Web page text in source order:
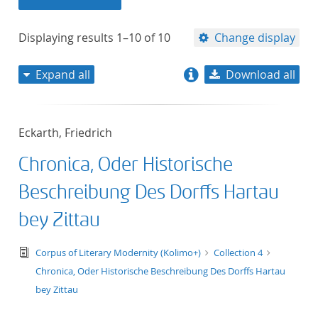
Displaying results 1–10 of10 Change display
title descending
format
Expand all Download all
Eckarth, Friedrich
Chronica, Oder Historische
Beschreibung Des Dorffs Hartau
bey Zittau
text/tg.edition+tg.aggregation+xml
Corpus of Literary Modernity (Kolimo+)
Collection 4
Chronica, Oder Historische Beschreibung Des Dorffs Hartau
bey Zittau